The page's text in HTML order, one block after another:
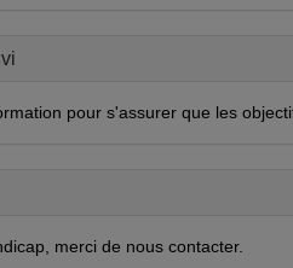
pour s'assurer que les
merci de nous contacter.